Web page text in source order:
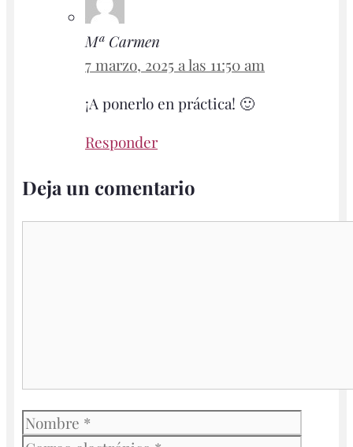
Mª Carmen
7 marzo, 2025 a las 11:50 am
¡A ponerlo en práctica! 🙂
Responder
Deja un comentario
Nombre